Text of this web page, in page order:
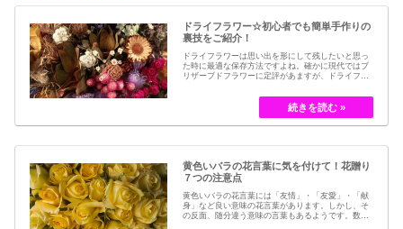
ドライフラワー☆初心者でも簡単手作りの
裏技をご紹介！
ドライフラワーは思い出を形にして残したいと思っ
た時に最適な保存方法ですよね。確かに現代ではブ
リザーブドフラワーに定評があますが、ドライフラ
とつです。結婚式のブーケなどに使われた花など、
今では押し花のサービスが有名ですが、昔はドライ
フラワーでも保存されてきました。30代以降の…
黄色いバラの花言葉に気を付けて！花贈り
７つの注意点
黄色いバラの花言葉には「友情」・「友愛」・「献
身」など良い意味の花言葉があります。しかし、そ
の反面、随分違う意味の言葉もあるようです。数多